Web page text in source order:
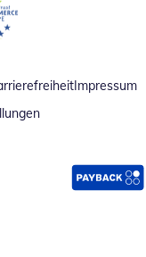
in neuem Fenster
Impressum